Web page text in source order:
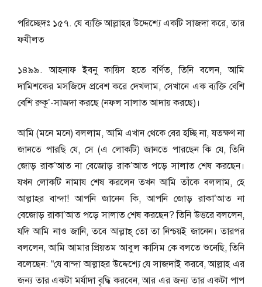
পরিচ্ছেদঃ ১৫৭. যে ব্যক্তি আল্লাহর উদ্দেশ্যে একটি সাজদা করে, তার
ফযীলত
১৪৯৯. আহনাফ ইবনু কায়িস হতে বর্ণিত, তিনি বলেন, আমি
দামিশকের মসজিদে প্রবেশ করে দেখলাম, সেখানে এক ব্যক্তি বেশি
বেশি রুকূ’-সাজদা করছে (নফল সালাত আদায় করছে)।
আমি (মনে মনে) বললাম, আমি এখান থেকে বের হচ্ছি না, যতক্ষণ না
জানতে পারছি যে, সে (এ লোকটি) জানতে পারছেন কি যে, তিনি
জোড় রাক’আত না বেজোড় রাক’আত পড়ে সালাত শেষ করছেন।
যখন লোকটি নামায শেষ করলেন তখন আমি তাঁকে বললাম, হে
আল্লাহর বান্দা! আপনি জানেন কি, আপনি জোড় রাকা’আত না
বেজোড় রাকা’আত পড়ে সালাত শেষ করছেন? তিনি উত্তরে বললেন,
যদি আমি নাও জানি, তবে আল্লাহ্ তো তা নিশ্চয়ই জানেন। তারপর
বললেন, আমি আমার প্রিয়তম আবুল কাসিম কে বলতে শুনেছি, তিনি
বলেছেন: “যে বান্দা আল্লাহর উদ্দেশ্যে যে সাজদাই করবে, আল্লাহ এর
জন্য তার একটা মর্যাদা বৃদ্ধি করবেন, আর এর জন্য তার একটা পাপ